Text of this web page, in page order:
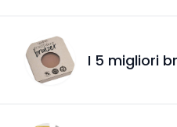
I 5 migliori